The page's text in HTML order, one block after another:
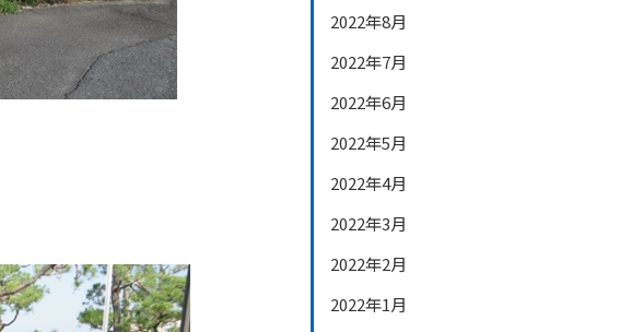
2022年8月
2022年7月
2022年6月
2022年5月
2022年4月
2022年3月
2022年2月
2022年1月